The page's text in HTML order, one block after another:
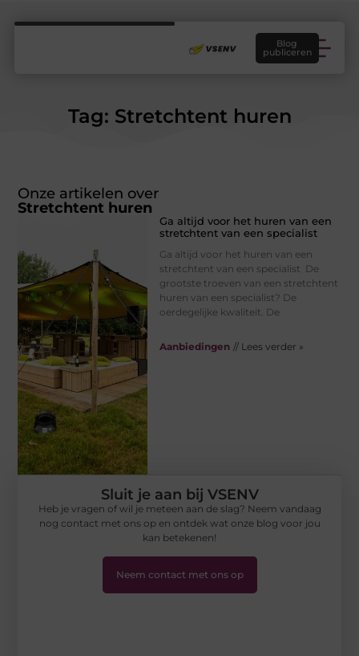
Blog
publiceren
Tag: Stretchtent huren
Onze artikelen over
Stretchtent huren
Ga altijd voor het huren van een
stretchtent van een specialist
Ga altijd voor het huren van een
stretchtent van een specialist De
grootste troeven van een stretchtent
huren van een specialist? De
oerdegelijke kwaliteit. De
Aanbiedingen // Lees verder »
Sluit je aan bij VSENV
Heb je vragen of wil je meteen aan de slag? Neem vandaag
nog contact met ons op en ontdek wat onze blog voor jou
kan betekenen!
Neem contact met ons op